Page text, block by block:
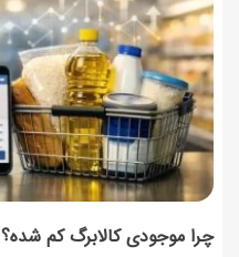
چرا موجودی کالابرگ کم